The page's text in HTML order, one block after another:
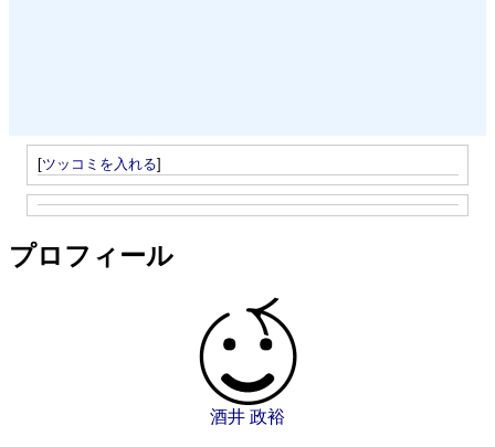
[ツッコミを入れる]
プロフィール
酒井 政裕